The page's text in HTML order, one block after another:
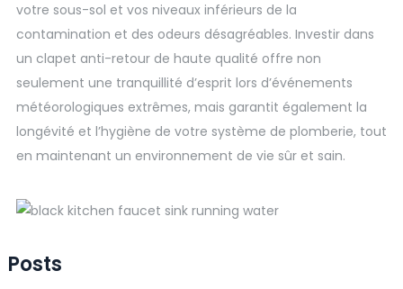
votre sous-sol et vos niveaux inférieurs de la
contamination et des odeurs désagréables. Investir dans
un clapet anti-retour de haute qualité offre non
seulement une tranquillité d’esprit lors d’événements
météorologiques extrêmes, mais garantit également la
longévité et l’hygiène de votre système de plomberie, tout
en maintenant un environnement de vie sûr et sain.
Posts